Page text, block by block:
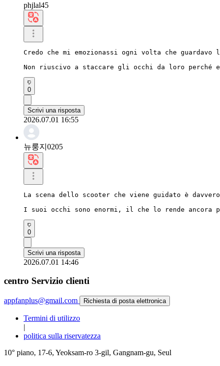
phjlal45
Credo che mi emozionassi ogni volta che
Non riuscivo a staccare gli occhi da loro perché
0
Scrivi una risposta
2026.07.01 16:55
뉴룽지0205
La scena dello scooter che viene guidato è
I suoi occhi sono enormi, il che lo rende ancora
0
Scrivi una risposta
2026.07.01 14:46
centro Servizio clienti
appfanplus@gmail.com Richiesta di posta elettronica
Termini di utilizzo
|
politica sulla riservatezza
10° piano, 17-6, Yeoksam-ro 3-gil, Gangnam-gu, Seul